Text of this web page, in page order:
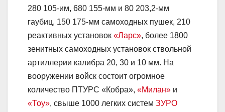
280 105-им, 680 155-мм и 80 203,2-мм
гаубиц, 150 175-мм самоходных пушек, 210
реактивных установок «Ларс», более 1800
зенитных самоходных установок ствольной
артиллерии калибра 20, 30 и 10 мм. На
вооружении войск состоит огромное
количество ПТУРС «Кобра», «Милан» и
«Тоу», свыше 1000 легких систем ЗУРО